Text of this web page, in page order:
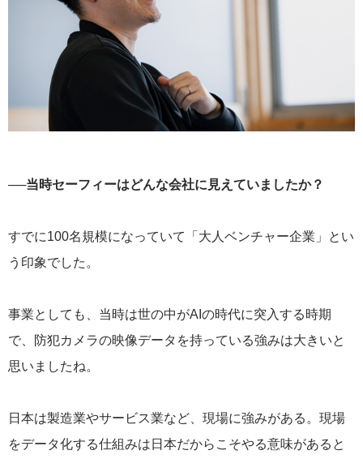
──当時セーフィーはどんな会社に見えていましたか？
すでに100名規模になっていて「大人ベンチャー企業」とい
う印象でした。
事業としても、当時は世の中がAIの時代に突入する時期
で、防犯カメラの映像データを持っている強みは大きいと
思いましたね。
日本は製造業やサービス業など、現場に強みがある。現場
をデータ化する仕組みは日本だからこそやる意味があると